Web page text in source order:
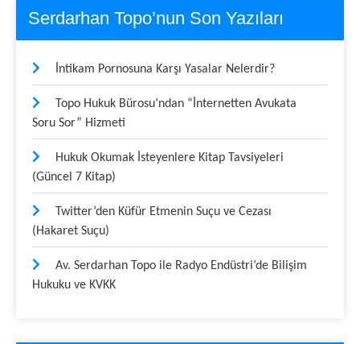
Serdarhan Topo’nun Son Yazıları
İntikam Pornosuna Karşı Yasalar Nelerdir?
Topo Hukuk Bürosu’ndan “İnternetten Avukata
Soru Sor” Hizmeti
Hukuk Okumak İsteyenlere Kitap Tavsiyeleri
(Güncel 7 Kitap)
Twitter’den Küfür Etmenin Suçu ve Cezası
(Hakaret Suçu)
Av. Serdarhan Topo ile Radyo Endüstri’de Bilişim
Hukuku ve KVKK